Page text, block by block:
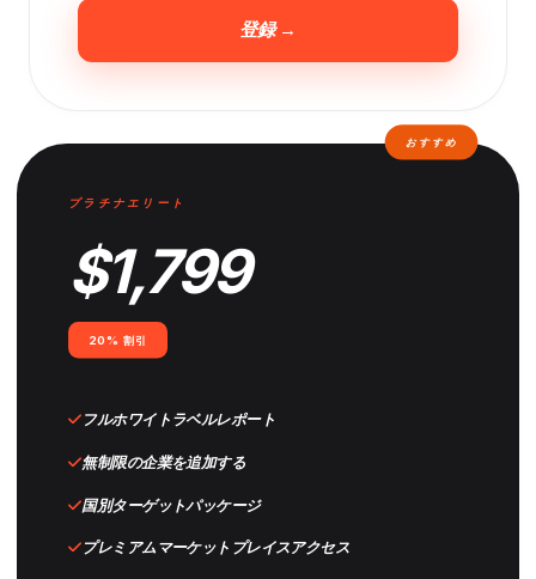
登録 →
おすすめ
プラチナエリート
$1,799
20% 割引
フルホワイトラベルレポート
無制限の企業を追加する
国別ターゲットパッケージ
プレミアムマーケットプレイスアクセス